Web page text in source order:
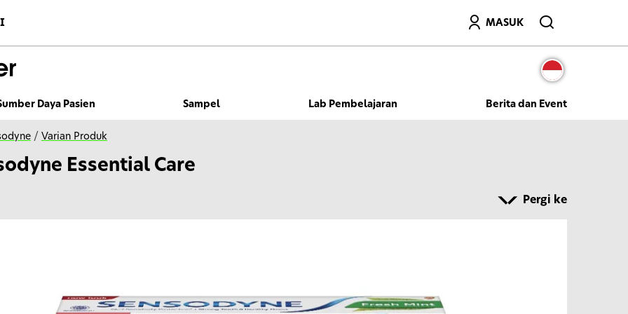
MASUK
Mencari
Daya Pasien Sampel Lab Pembelajaran Berita dan Event
/ Varian Produk
Essential Care
Pergi ke